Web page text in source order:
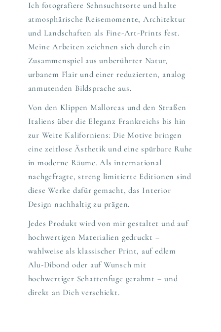
Ich fotografiere Sehnsuchtsorte und halte
atmosphärische Reisemomente, Architektur
und Landschaften als Fine-Art-Prints fest.
Meine Arbeiten zeichnen sich durch ein
Zusammenspiel aus unberührter Natur,
urbanem Flair und einer reduzierten, analog
anmutenden Bildsprache aus.
Von den Klippen Mallorcas und den Straßen
Italiens über die Eleganz Frankreichs bis hin
zur Weite Kaliforniens: Die Motive bringen
eine zeitlose Ästhetik und eine spürbare Ruhe
in moderne Räume. Als international
nachgefragte, streng limitierte Editionen sind
diese Werke dafür gemacht, das Interior
Design nachhaltig zu prägen.
Jedes Produkt wird von mir gestaltet und auf
hochwertigen Materialien gedruckt –
wahlweise als klassischer Print, auf edlem
Alu-Dibond oder auf Wunsch mit
hochwertiger Schattenfuge gerahmt – und
direkt an Dich verschickt.